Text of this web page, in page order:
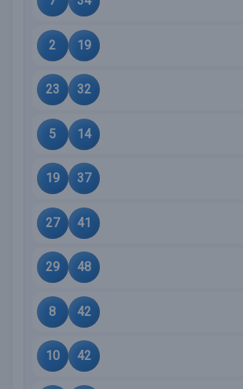
2 19
23 32
5 14
19 37
27 41
29 48
8 42
10 42